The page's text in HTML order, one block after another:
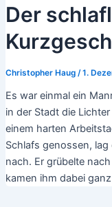
Der
Christopher Haug /1.
Es war einmal ein
in der Stadt die
einem harten
Schlafs genossen,
nach. Er grübelte
kamen ihm dabei ganz